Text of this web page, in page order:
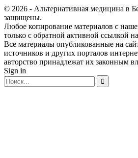
© 2026 - Альтернативная медицина в
защищены.
Любое копирование материалов с
только с обратной активной ссылкой
Все материалы опубликованные на
источников и других порталов
авторство принадлежат их законным
Sign in